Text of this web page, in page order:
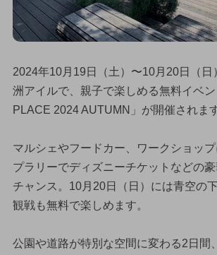
2024年10月19日（土）〜10月20日（日
洲アイルで、親子で楽しめる無料イベ
PLACE 2024 AUTUMN」が開催されます
マルシェやフードカー、ワークショッ
プラリーでディズニーチケットなどの
チャンス。10月20日（日）には青空の
観戦も無料で楽しめます。
公園や道路が特別な空間に変わる2日間